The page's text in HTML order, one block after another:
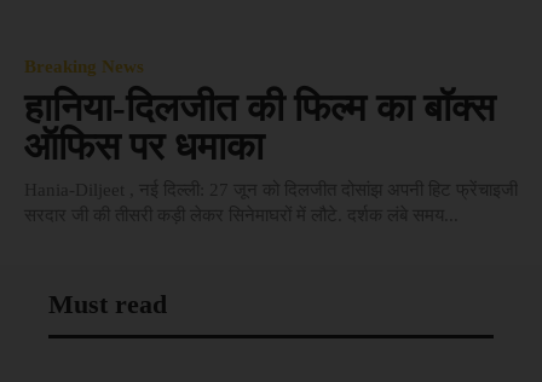
Breaking News
हानिया-दिलजीत की फिल्म का बॉक्स
ऑफिस पर धमाका
Must read